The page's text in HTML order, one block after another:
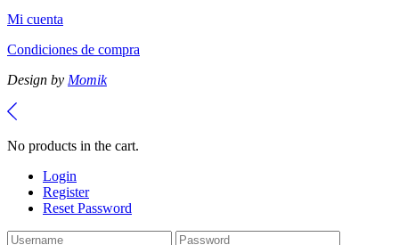
Mi cuenta
Condiciones de compra
Design by Momik
No products in the cart.
Login
Register
Reset Password